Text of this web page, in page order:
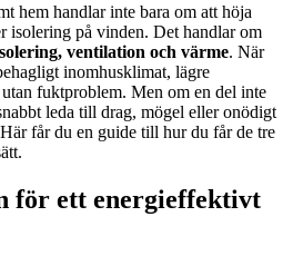
hem handlar inte bara om att höja
isolering på vinden. Det handlar om
ventilation och värme. När
inomhusklimat, lägre
fuktproblem. Men om en del inte
leda till drag, mögel eller onödigt
får du en guide till hur du får de tre
för ett energieffektivt